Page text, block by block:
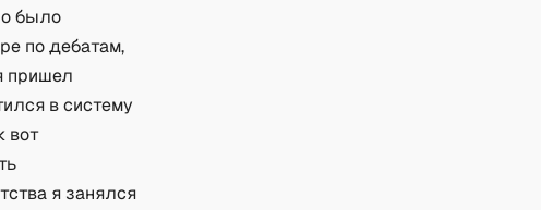
было
по дебатам,
пришел
в систему
вот
я занялся